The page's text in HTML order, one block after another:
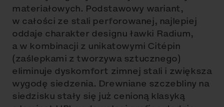
materiałowych. Podstawowy wariant,
w całości ze stali perforowanej, najlepiej
oddaje charakter designu ławki Radium,
a w kombinacji z unikatowymi Citépin
(zaślepkami z tworzywa sztucznego)
eliminuje dyskomfort zimnej stali i zwiększa
wygodę siedzenia. Drewniane szczebliny na
siedzisku stały się już cenioną klasyką